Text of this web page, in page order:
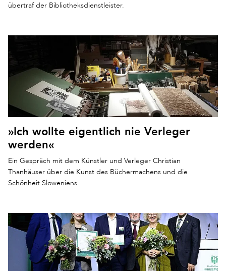
übertraf der Bibliotheksdienstleister.
»Ich wollte eigentlich nie Verleger
werden«
Ein Gespräch mit dem Künstler und Verleger Christian
Thanhäuser über die Kunst des Büchermachens und die
Schönheit Sloweniens.